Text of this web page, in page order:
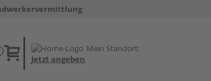
Mein Standort:
Jetzt angeben